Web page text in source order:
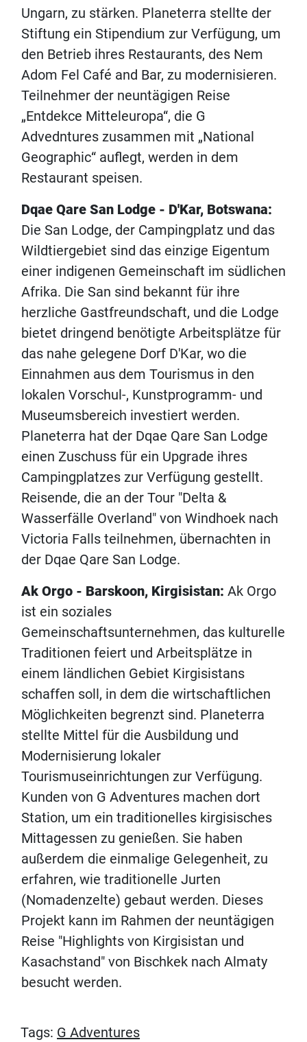
Ungarn, zu stärken. Planeterra stellte der
Stiftung ein Stipendium zur Verfügung, um
den Betrieb ihres Restaurants, des Nem
Adom Fel Café and Bar, zu modernisieren.
Teilnehmer der neuntägigen Reise
„Entdekce Mitteleuropa“, die G
Advedntures zusammen mit „National
Geographic“ auflegt, werden in dem
Restaurant speisen.
Dqae Qare San Lodge - D'Kar, Botswana:
Die San Lodge, der Campingplatz und das
Wildtiergebiet sind das einzige Eigentum
einer indigenen Gemeinschaft im südlichen
Afrika. Die San sind bekannt für ihre
herzliche Gastfreundschaft, und die Lodge
bietet dringend benötigte Arbeitsplätze für
das nahe gelegene Dorf D'Kar, wo die
Einnahmen aus dem Tourismus in den
lokalen Vorschul-, Kunstprogramm- und
Museumsbereich investiert werden.
Planeterra hat der Dqae Qare San Lodge
einen Zuschuss für ein Upgrade ihres
Campingplatzes zur Verfügung gestellt.
Reisende, die an der Tour "Delta &
Wasserfälle Overland" von Windhoek nach
Victoria Falls teilnehmen, übernachten in
der Dqae Qare San Lodge.
Ak Orgo - Barskoon, Kirgisistan: Ak Orgo
ist ein soziales
Gemeinschaftsunternehmen, das kulturelle
Traditionen feiert und Arbeitsplätze in
einem ländlichen Gebiet Kirgisistans
schaffen soll, in dem die wirtschaftlichen
Möglichkeiten begrenzt sind. Planeterra
stellte Mittel für die Ausbildung und
Modernisierung lokaler
Tourismuseinrichtungen zur Verfügung.
Kunden von G Adventures machen dort
Station, um ein traditionelles kirgisisches
Mittagessen zu genießen. Sie haben
außerdem die einmalige Gelegenheit, zu
erfahren, wie traditionelle Jurten
(Nomadenzelte) gebaut werden. Dieses
Projekt kann im Rahmen der neuntägigen
Reise "Highlights von Kirgisistan und
Kasachstand" von Bischkek nach Almaty
besucht werden.
Tags: G Adventures